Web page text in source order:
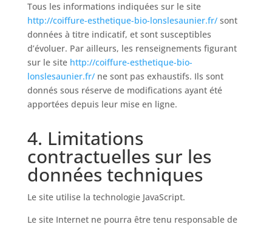
Tous les informations indiquées sur le site
http://coiffure-esthetique-bio-lonslesaunier.fr/sont
données à titre indicatif, et sont susceptibles
d’évoluer. Par ailleurs, les renseignements figurant
sur le site http://coiffure-esthetique-bio-
lonslesaunier.fr/ne sont pas exhaustifs. Ils sont
donnés sous réserve de modifications ayant été
apportées depuis leur mise en ligne.
4. Limitations
contractuelles sur les
données techniques
Le site utilise la technologie JavaScript.
Le site Internet ne pourra être tenu responsable de